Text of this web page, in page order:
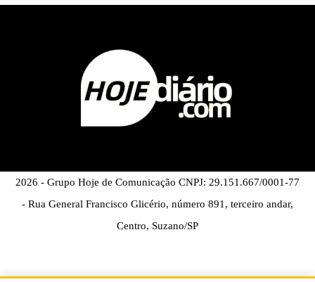
2026 - Grupo Hoje de Comunicação CNPJ: 29.151.667/0001-77
- Rua General Francisco Glicério, número 891, terceiro andar,
Centro, Suzano/SP